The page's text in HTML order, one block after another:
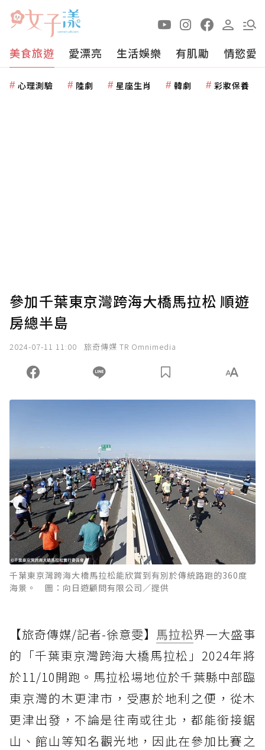
美食旅遊 愛漂亮 生活娛樂 有肌勵 情慾愛
心理測驗 陸劇 星座生肖 韓劇 彩妝保養
參加千葉東京灣跨海大橋馬拉松 順遊
房總半島
2024-07-11 11:00 旅奇傳媒 TR Omnimedia
千葉東京灣跨海大橋馬拉松能欣賞到有別於傳統路跑的360度
海景。 圖：向日遊顧問有限公司／提供
【旅奇傳媒/記者-徐意雯】 馬拉松界一大盛事
的「千葉東京灣跨海大橋馬拉松」2024年將
於11/10開跑。馬拉松場地位於千葉縣中部臨
東京灣的木更津市，受惠於地利之便，從木
更津出發，不論是往南或往北，都能銜接鋸
山、館山等知名觀光地，因此在參加比賽之